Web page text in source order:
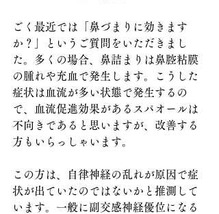
ごく最近では「鼻づまりに効きます
か？」というご質問をいただきまし
た。多くの場合、鼻詰まりは鼻腔粘膜
の腫れや充血で発生します。こうした
症状は血流が多い状態で発生するの
で、血流促進効果があるスパオールは
不向きであると思いますが、改善する
方もいらっしゃいます。
この方は、自律神経の乱れが原因で症
状が出ていたのではないかと推測して
います。一般に副交感神経優位になる